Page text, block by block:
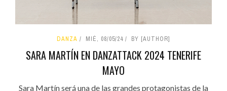
DANZA MIÉ, 08/05/24 BY [AUTHOR]
SARA MARTÍN EN DANZATTACK 2024 TENERIFE
MAYO
Sara Martín será una de las grandes protagonistas de la